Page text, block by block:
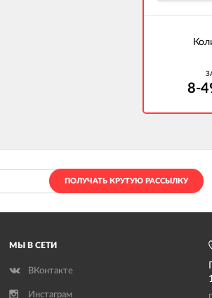
8-
ПОЛУЧАТЬ КРУТУЮ РАССЫЛКУ
МЫ В СЕТИ
ВКонтакте
Инстаграм